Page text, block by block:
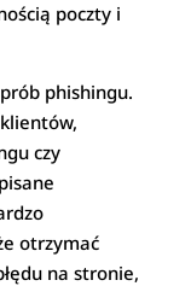
poczty i
phishingu.
czy
otrzymać
na stronie,